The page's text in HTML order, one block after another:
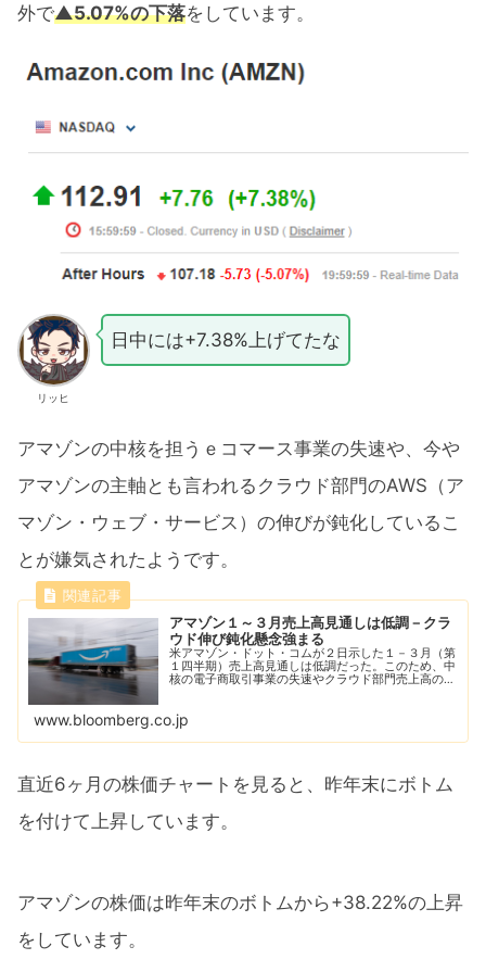
外で▲5.07%の下落をしています。
リッヒ
日中には+7.38%上げてたな
アマゾンの中核を担うｅコマース事業の失速や、今や
アマゾンの主軸とも言われるクラウド部門のAWS（ア
マゾン・ウェブ・サービス）の伸びが鈍化しているこ
とが嫌気されたようです。
アマゾン１～３月売上高見通しは低調－クラ
ウド伸び鈍化懸念強まる
米アマゾン・ドット・コムが２日示した１－３月（第
１四半期）売上高見通しは低調だった。このため、中
核の電子商取引事業の失速やクラウド部門売上高の伸
www.bloomberg.co.jp
直近6ヶ月の株価チャートを見ると、昨年末にボトム
を付けて上昇しています。
アマゾンの株価は昨年末のボトムから+38.22%の上昇
をしています。